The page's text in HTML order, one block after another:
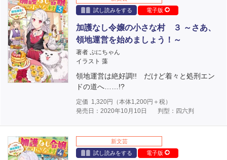
試し読みをする
電子版
加護なし令嬢の小さな村 ３ ～さあ、
領地運営を始めましょう！～
著者 ぷにちゃん
イラスト 藻
領地運営は絶好調!! だけど着々と処刑エン
ドの道へ……!?
定価 1,320円（本体1,200円＋税）
発売日：2020年10月10日
判型：四六判
新文芸
試し読みをする
電子版